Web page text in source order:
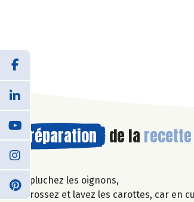
Préparation de la recette
Epluchez les oignons,
Brossez et lavez les carottes, car en